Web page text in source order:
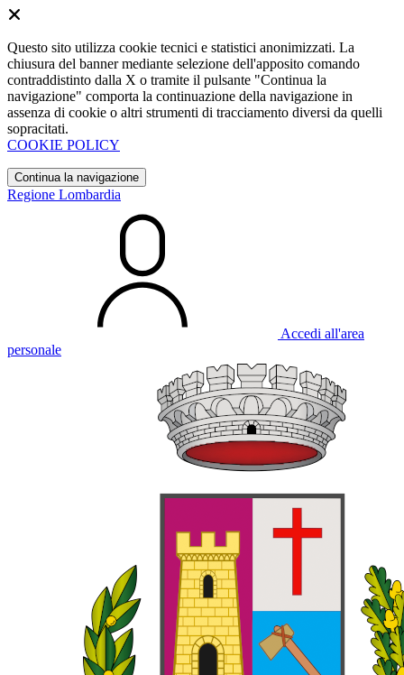
Questo sito utilizza cookie tecnici e statistici anonimizzati. La
chiusura del banner mediante selezione dell'apposito comando
contraddistinto dalla X o tramite il pulsante "Continua la
navigazione" comporta la continuazione della navigazione in
assenza di cookie o altri strumenti di tracciamento diversi da quelli
sopracitati.
COOKIE POLICY
Continua la navigazione
Regione Lombardia
Accedi all'area
personale